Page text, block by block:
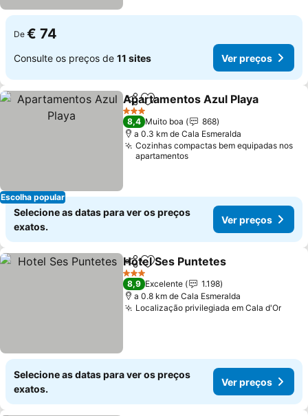
De € 74
Consulte os preços de 11 sites Ver preços
Escolha popular
PartilharAdicionar aos favoritos
Apartamentos Azul Playa
3 Estrelas
8,4 Muito boa
868
a 0.3 km de Cala Esmeralda
Cozinhas compactas bem equipadas nos
apartamentos
Selecione as datas para ver os preços
exatos.
Ver preços
PartilharAdicionar aos favoritos
Hotel Ses Puntetes
3 Estrelas
8,9 Excelente
1.198
a 0.8 km de Cala Esmeralda
Localização privilegiada em Cala d'Or
Selecione as datas para ver os preços
exatos.
Ver preços